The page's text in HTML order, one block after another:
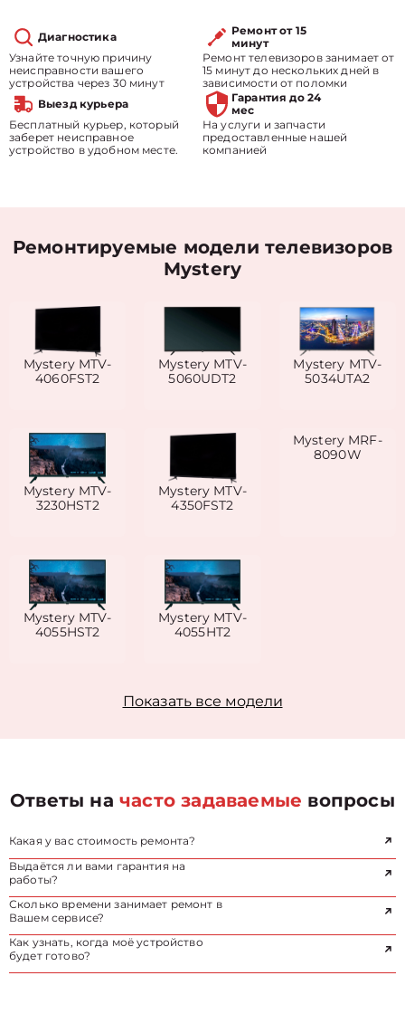
Диагностика
Узнайте точную причину
неисправности вашего
устройства через 30 минут
Ремонт от 15
минут
Ремонт телевизоров занимает от
15 минут до нескольких дней в
зависимости от поломки
Выезд курьера
Бесплатный курьер, который
заберет неисправное
устройство в удобном месте.
Гарантия до 24
мес
На услуги и запчасти
предоставленные нашей
компанией
Ремонтируемые модели телевизоров
Mystery
Mystery MTV-
4060FST2
Mystery MTV-
5060UDT2
Mystery MTV-
5034UTA2
Mystery MTV-
3230HST2
Mystery MTV-
4350FST2
Mystery MRF-
8090W
Mystery MTV-
4055HST2
Mystery MTV-
4055HT2
Показать все модели
Ответы начасто задаваемые вопросы
Какая у вас стоимость ремонта?
Выдаётся ли вами гарантия на
работы?
Сколько времени занимает ремонт в
Вашем сервисе?
Как узнать, когда моё устройство
будет готово?